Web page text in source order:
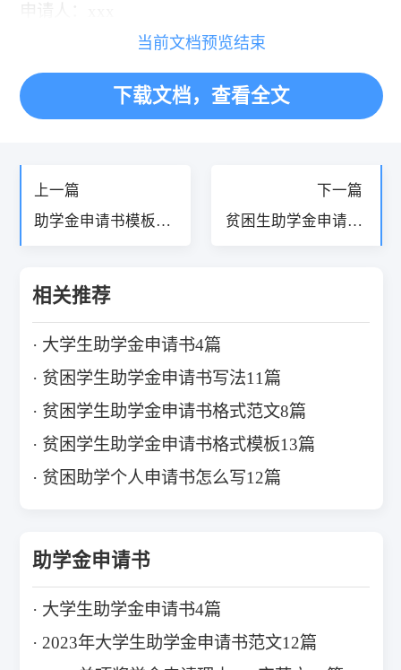
申请人：xxx
«
当前文档预览结束
下载文档，查看全文
上一篇
助学金申请书模板10
下一篇
贫困生助学金申请书
相关推荐
大学生助学金申请书4篇
贫困学生助学金申请书写法11篇
贫困学生助学金申请书格式范文8篇
贫困学生助学金申请书格式模板13篇
贫困助学个人申请书怎么写12篇
助学金申请书
大学生助学金申请书4篇
2023年大学生助学金申请书范文12篇